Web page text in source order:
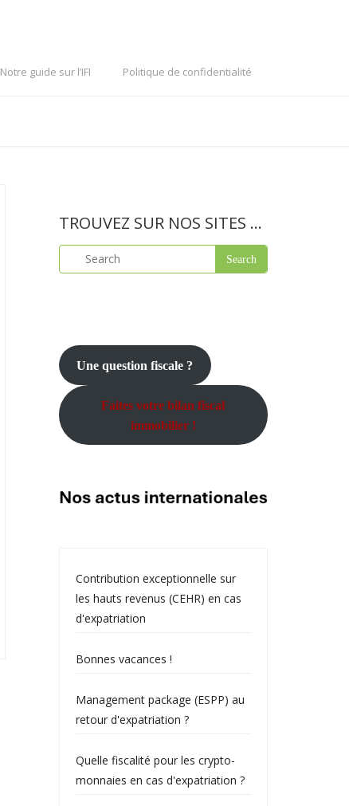
Notre guide sur l’IFI Politique de confidentialité
TROUVEZ SUR NOS SITES …
Une question fiscale ?
Faites votre bilan fiscal
immobilier !
Contribution exceptionnelle sur
les hauts revenus (CEHR) en cas
d'expatriation
Bonnes vacances !
Management package (ESPP) au
retour d'expatriation ?
Quelle fiscalité pour les crypto-
monnaies en cas d'expatriation ?